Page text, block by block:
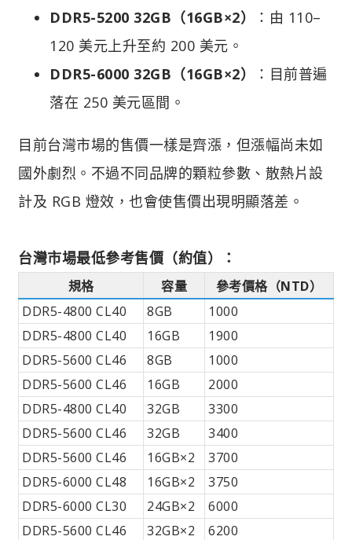
DDR5-5200 32GB（16GB×2）
：由 110–
120 美元上升至約 200 美元。
DDR5-6000 32GB（16GB×2）
：目前普遍
落在 250 美元區間。
目前台灣市場的售價一樣是齊漲，但漲幅尚未如
國外劇烈。不過不同品牌的顆粒參數、散熱片設
計及 RGB 燈效，也會使售價出現明顯落差。
台灣市場最低參考售價（約值）：
規格 容量
參考價格（NTD）
DDR5-4800 CL40
8GB
1000
DDR5-4800 CL40
16GB
1900
DDR5-5600 CL46
8GB
1000
DDR5-5600 CL46
16GB
2000
DDR5-4800 CL40
32GB
3300
DDR5-5600 CL46
32GB
3400
DDR5-5600 CL46
16GB×2
3700
DDR5-6000 CL48
16GB×2
3750
DDR5-6000 CL30
24GB×2
6000
DDR5-5600 CL46
32GB×2
6200